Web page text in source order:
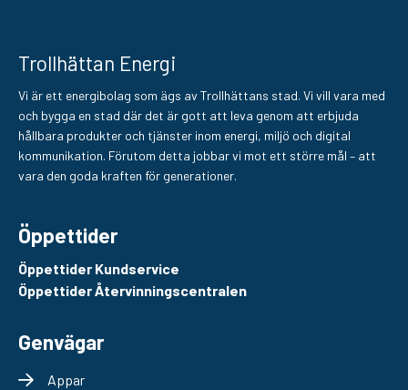
Trollhättan Energi
Vi är ett energibolag som ägs av Trollhättans stad. Vi vill vara med
och bygga en stad där det är gott att leva genom att erbjuda
hållbara produkter och tjänster inom energi, miljö och digital
kommunikation. Förutom detta jobbar vi mot ett större mål – att
vara den goda kraften för generationer.
Öppettider
Öppettider Kundservice
Öppettider Återvinningscentralen
Genvägar
Appar